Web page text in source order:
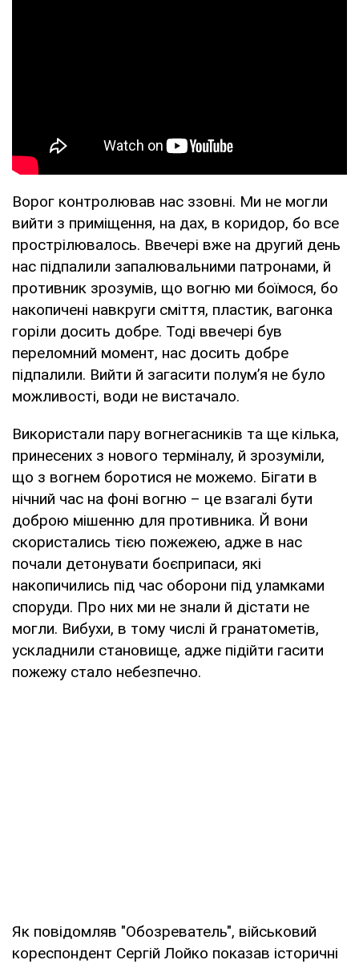
Ворог контролював нас ззовні. Ми не могли
вийти з приміщення, на дах, в коридор, бо все
прострілювалось. Ввечері вже на другий день
нас підпалили запалювальними патронами, й
противник зрозумів, що вогню ми боїмося, бо
накопичені навкруги сміття, пластик, вагонка
горіли досить добре. Тоді ввечері був
переломний момент, нас досить добре
підпалили. Вийти й загасити полум’я не було
можливості, води не вистачало.
Використали пару вогнегасників та ще кілька,
принесених з нового терміналу, й зрозуміли,
що з вогнем боротися не можемо. Бігати в
нічний час на фоні вогню – це взагалі бути
доброю мішенню для противника. Й вони
скористались тією пожежею, адже в нас
почали детонувати боєприпаси, які
накопичились під час оборони під уламками
споруди. Про них ми не знали й дістати не
могли. Вибухи, в тому числі й гранатометів,
ускладнили становище, адже підійти гасити
пожежу стало небезпечно.
Як повідомляв "Обозреватель", військовий
кореспондент Сергій Лойко показав історичні